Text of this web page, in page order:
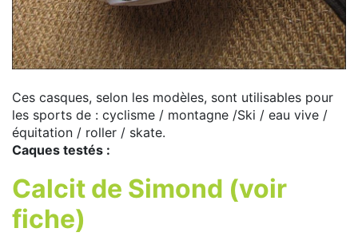
Ces casques, selon les modèles, sont utilisables pour
les sports de : cyclisme / montagne /Ski / eau vive /
équitation / roller / skate.
Caques testés :
Calcit de Simond (voir
fiche)